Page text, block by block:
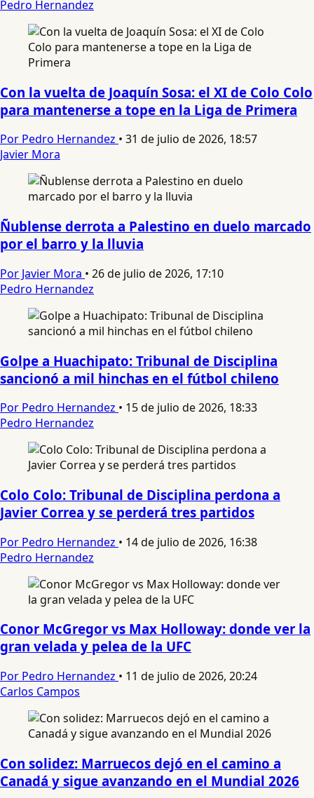
Pedro Hernandez
Con la vuelta de Joaquín Sosa: el XI de Colo Colo
para mantenerse a tope en la Liga de Primera
Por Pedro Hernandez • 31 de julio de 2026, 18:57
Javier Mora
Ñublense derrota a Palestino en duelo marcado
por el barro y la lluvia
Por Javier Mora • 26 de julio de 2026, 17:10
Pedro Hernandez
Golpe a Huachipato: Tribunal de Disciplina
sancionó a mil hinchas en el fútbol chileno
Por Pedro Hernandez • 15 de julio de 2026, 18:33
Pedro Hernandez
Colo Colo: Tribunal de Disciplina perdona a
Javier Correa y se perderá tres partidos
Por Pedro Hernandez • 14 de julio de 2026, 16:38
Pedro Hernandez
Conor McGregor vs Max Holloway: donde ver la
gran velada y pelea de la UFC
Por Pedro Hernandez • 11 de julio de 2026, 20:24
Carlos Campos
Con solidez: Marruecos dejó en el camino a
Canadá y sigue avanzando en el Mundial 2026